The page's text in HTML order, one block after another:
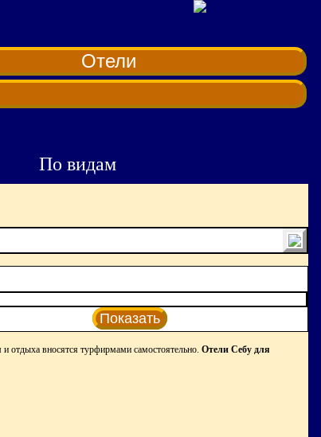
Отели
По видам
Показать
отдыха вносятся турфирмами самостоятельно. Отели Себу для